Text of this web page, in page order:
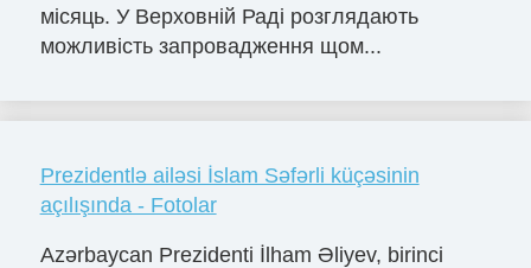
місяць. У Верховній Раді розглядають
можливість запровадження щом...
Prezidentlə ailəsi İslam Səfərli küçəsinin
açılışında - Fotolar
Azərbaycan Prezidenti İlham Əliyev, birinci